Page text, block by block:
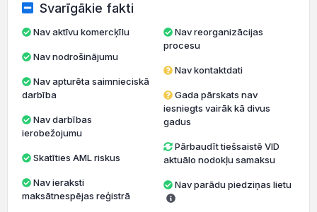
Svarīgākie fakti
Nav aktīvu komercķīlu
Nav nodrošinājumu
darbība
ierobežojumu
Skatīties AML riskus
maksātnespējas reģistrā
Nav reorganizācijas
procesu
Nav kontaktdati
Gada pārskats nav
iesniegts vairāk kā divus
gadus
Pārbaudīt tiešsaistē VID
aktuālo nodokļu samaksu
Nav parādu piedziņas lietu